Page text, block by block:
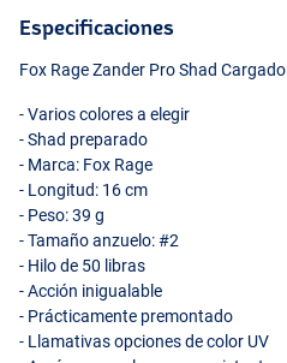
Especificaciones
Fox Rage Zander Pro Shad Cargado
- Varios colores a elegir
- Shad preparado
- Marca: Fox Rage
- Longitud: 16 cm
- Peso: 39 g
- Tamaño anzuelo: #2
- Hilo de 50 libras
- Acción inigualable
- Prácticamente premontado
- Llamativas opciones de color UV